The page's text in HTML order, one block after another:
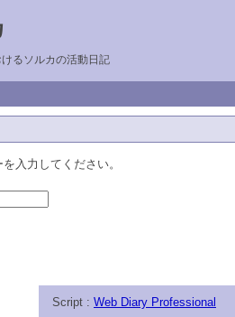
るソルカの活動日記
入力してください。
Script : Web Diary Professional